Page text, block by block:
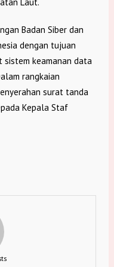
Badan Siber dan
dengan tujuan
sistem keamanan data
rangkaian
surat tanda
Kepala Staf